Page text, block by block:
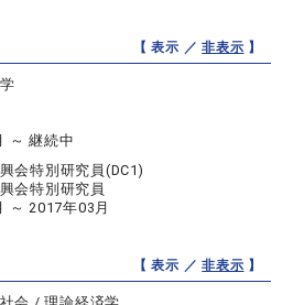
【 表示 ／非表示 】
～ 継続中
会特別研究員(DC1)
会特別研究員
～ 2017年03月
【 表示 ／非表示 】